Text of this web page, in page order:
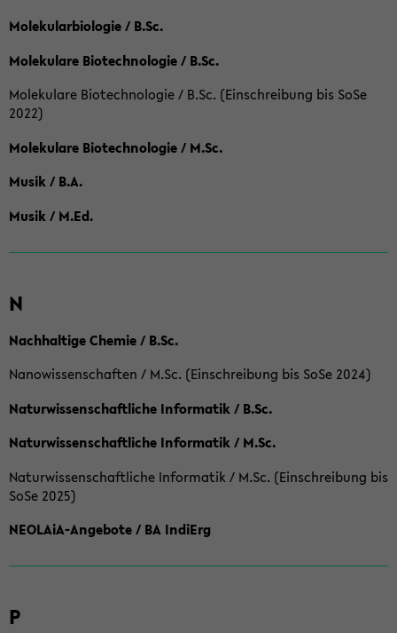
Molekularbiologie / B.Sc.
Molekulare Biotechnologie / B.Sc.
Molekulare Biotechnologie / B.Sc. (Einschreibung bis SoSe
2022)
Molekulare Biotechnologie / M.Sc.
Musik / B.A.
Musik / M.Ed.
N
Nachhaltige Chemie / B.Sc.
Nanowissenschaften / M.Sc. (Einschreibung bis SoSe 2024)
Naturwissenschaftliche Informatik / B.Sc.
Naturwissenschaftliche Informatik / M.Sc.
Naturwissenschaftliche Informatik / M.Sc. (Einschreibung bis
SoSe 2025)
NEOLAiA-Angebote / BA IndiErg
P